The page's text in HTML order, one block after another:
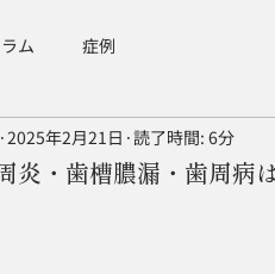
ム 症例
炎・歯槽膿漏・歯周病
2025年2月21日 読了時間: 6分